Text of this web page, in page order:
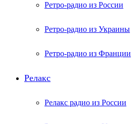
Ретро-радио из России
Ретро-радио из Украины
Ретро-радио из Франции
Релакс
Релакс радио из России